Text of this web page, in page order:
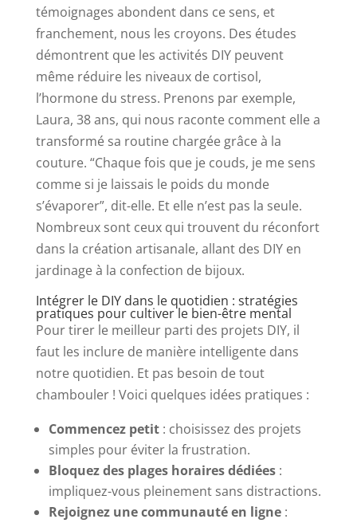
témoignages abondent dans ce sens, et
franchement, nous les croyons. Des études
démontrent que les activités DIY peuvent
même réduire les niveaux de cortisol,
l’hormone du stress. Prenons par exemple,
Laura, 38 ans, qui nous raconte comment elle a
transformé sa routine chargée grâce à la
couture. “Chaque fois que je couds, je me sens
comme si je laissais le poids du monde
s’évaporer”, dit-elle. Et elle n’est pas la seule.
Nombreux sont ceux qui trouvent du réconfort
dans la création artisanale, allant des DIY en
jardinage à la confection de bijoux.
Intégrer le DIY dans le quotidien : stratégies
pratiques pour cultiver le bien-être mental
Pour tirer le meilleur parti des projets DIY, il
faut les inclure de manière intelligente dans
notre quotidien. Et pas besoin de tout
chambouler ! Voici quelques idées pratiques :
Commencez petit: choisissez des projets
simples pour éviter la frustration.
Bloquez des plages horaires dédiées:
impliquez-vous pleinement sans distractions.
Rejoignez une communauté en ligne: